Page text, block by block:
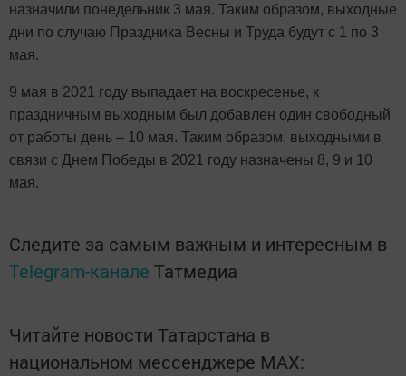
назначили понедельник 3 мая. Таким образом, выходные
дни по случаю Праздника Весны и Труда будут с 1 по 3
мая.
9 мая в 2021 году выпадает на воскресенье, к
праздничным выходным был добавлен один свободный
от работы день – 10 мая. Таким образом, выходными в
связи с Днем Победы в 2021 году назначены 8, 9 и 10
мая.
Следите за самым важным и интересным в
Telegram-канале Татмедиа
Читайте новости Татарстана в
национальном мессенджере MАХ: